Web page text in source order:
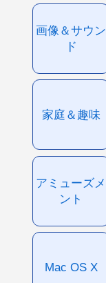
画像＆サウン
ド
家庭＆趣味
アミューズメ
ント
Mac OS X